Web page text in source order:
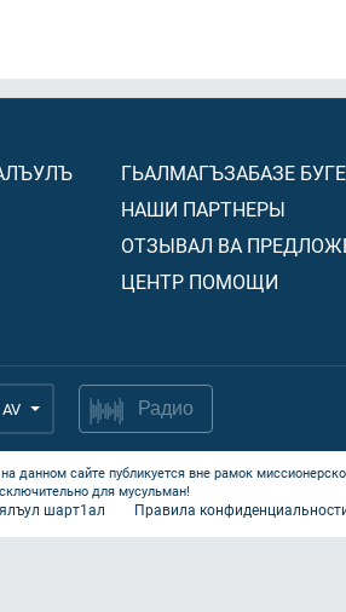
ГЬАЛМАГЪЗАБАЗЕ
НАШИ ПАРТНЕРЫ
ОТЗЫВАЛ ВА
ЦЕНТР ПОМОЩИ
AV Радио
данном сайте публикуется вне рамок
для мусульман!
шарт1ал Правила